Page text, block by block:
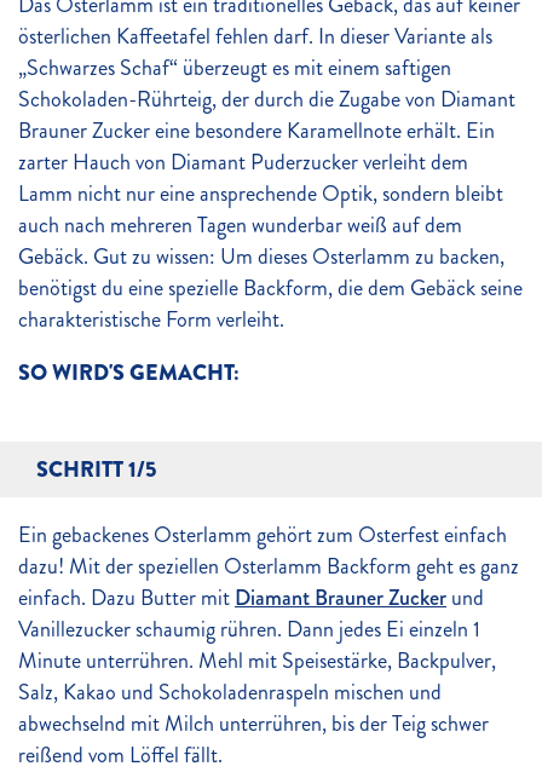
österlichen Kaffeetafel fehlen darf. In dieser Variante als
„Schwarzes Schaf“ überzeugt es mit einem saftigen
Schokoladen-Rührteig, der durch die Zugabe von Diamant
Brauner Zucker eine besondere Karamellnote erhält. Ein
zarter Hauch von Diamant Puderzucker verleiht dem
Lamm nicht nur eine ansprechende Optik, sondern bleibt
auch nach mehreren Tagen wunderbar weiß auf dem
Gebäck. Gut zu wissen: Um dieses Osterlamm zu backen,
benötigst du eine spezielle Backform, die dem Gebäck seine
charakteristische Form verleiht.
SO WIRD'S GEMACHT:
SCHRITT 1/5
Ein gebackenes Osterlamm gehört zum Osterfest einfach
dazu! Mit der speziellen Osterlamm Backform geht es ganz
einfach. Dazu Butter mitDiamant Brauner Zuckerund
Vanillezucker schaumig rühren. Dann jedes Ei einzeln 1
Minute unterrühren. Mehl mit Speisestärke, Backpulver,
Salz, Kakao und Schokoladenraspeln mischen und
abwechselnd mit Milch unterrühren, bis der Teig schwer
reißend vom Löffel fällt.